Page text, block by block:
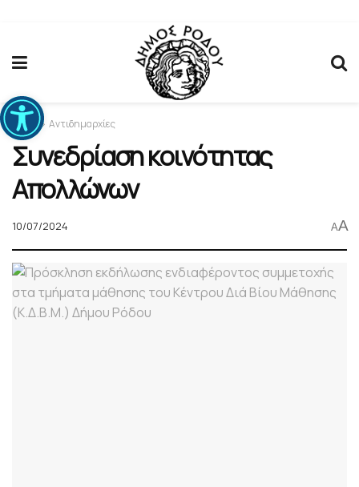
Ανοίξτε τη γραμμή εργαλείων
Home Αντιδημαρχίες
Συνεδρίαση κοινότητας
Απολλώνων
10/07/2024 AA